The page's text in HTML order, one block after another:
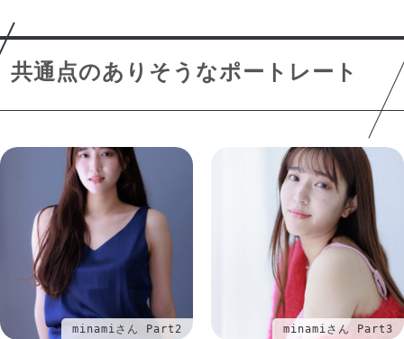
共通点のありそうなポートレート
minamiさん Part2 minamiさん Part3